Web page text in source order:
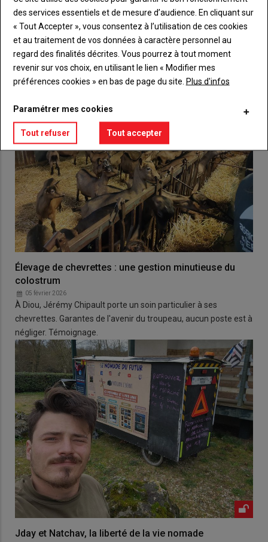
VOUS AIMEREZ AUSSI
Élevage de chevrettes : une gestion minutieuse du
colostrum
05 février 2026
À Diou, Jérémy Chipault porte un soin particulier à ses
chevrettes. Garantes de l'avenir du troupeau, aucun poste est à
négliger. Témoignage.
Jday et Natchav, la liberté de la vie nomade
des services essentiels et de mesure d’audience. En cliquant sur
« Tout Accepter », vous consentez à l’utilisation de ces cookies
et au traitement de vos données à caractère personnel au
regard des finalités décrites. Vous pourrez à tout moment
revenir sur vos choix, en utilisant le lien « Modifier mes
préférences cookies » en bas de page du site. Plus d'infos
Paramétrer mes cookies
Tout refuser Tout accepter